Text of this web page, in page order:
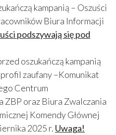
kampanią – Oszuści
Biura Informacji
podszywają się pod
oszukańczą kampanią
zaufany –Komunikat
Centrum
oraz Biura Zwalczania
Komendy Głównej
2025 r. Uwaga!